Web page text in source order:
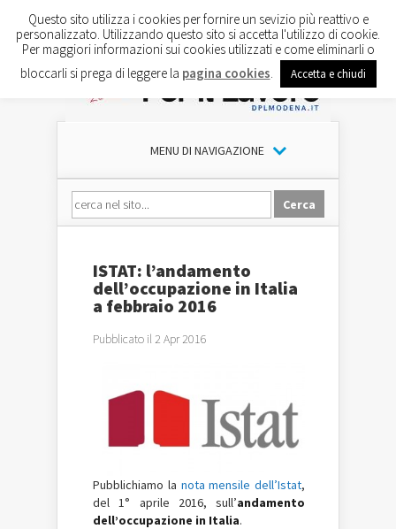
MENU DI NAVIGAZIONE
ISTAT: l’andamento
dell’occupazione in Italia
a febbraio 2016
Pubblicato il 2 Apr 2016
Pubblichiamo la nota mensile dell’Istat,
del 1° aprile 2016, sull’andamento
dell’occupazione in Italia.
Questo sito utilizza i cookies per fornire un sevizio più reattivo e
personalizzato. Utilizzando questo sito si accetta l'utilizzo di cookie.
Per maggiori informazioni sui cookies utilizzati e come eliminarli o
bloccarli si prega di leggere la pagina cookies Accetta e chiudi